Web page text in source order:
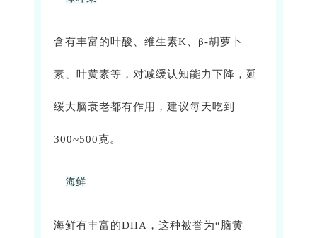
含有丰富的叶酸、维生素K、β-胡萝卜
素、叶黄素等，对减缓认知能力下降，延
缓大脑衰老都有作用，建议每天吃到
300~500克。
海鲜
海鲜有丰富的DHA，这种被誉为“脑黄